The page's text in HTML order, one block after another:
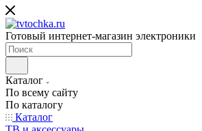
Готовый интернет-магазин электроники
Каталог
По всему сайту
По каталогу
Каталог